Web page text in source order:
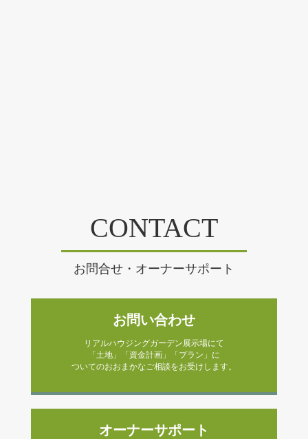
CONTACT
お問合せ・オーナーサポート
お問い合わせ
リアルハウジングガーデン展示場にて
「土地」「資金計画」「プラン」に
ついてのおおまかなご相談をお受けします。
オーナーサポート